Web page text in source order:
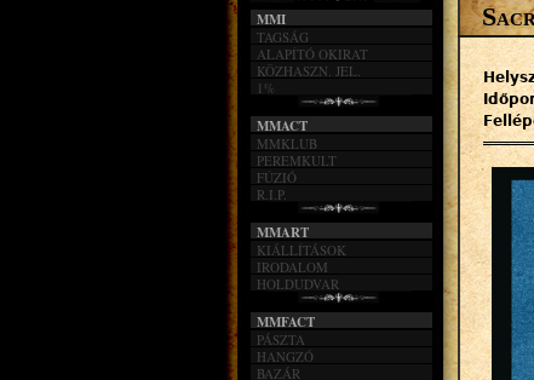
MMI
TAGSÁG
ALAPÍTÓ OKIRAT
KÖZHASZN. JEL.
1%
MMACT
MMKLUB
PEREMKULT
FÚZIÓ
R.I.P.
MMART
KIÁLLÍTÁSOK
IRODALOM
HOLDUDVAR
MMFACT
PÁSZTA
HANGZÓ
BAZÁR